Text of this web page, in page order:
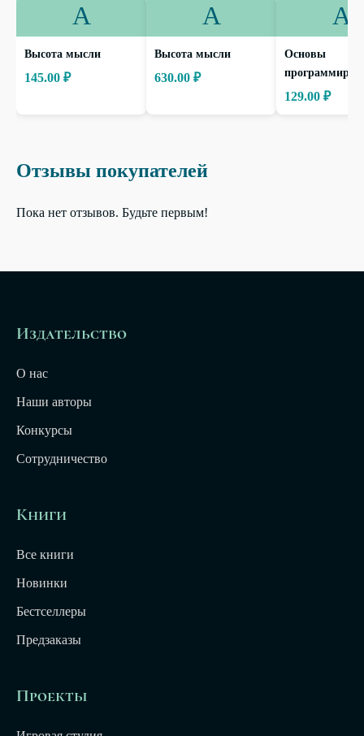
А
Высота мысли
145.00 ₽
А
Высота мысли
630.00 ₽
А
Основы
129.00 ₽
Отзывы покупателей
Пока нет отзывов. Будьте первым!
Издательство
О нас
Наши авторы
Конкурсы
Сотрудничество
Книги
Все книги
Новинки
Бестселлеры
Предзаказы
Проекты